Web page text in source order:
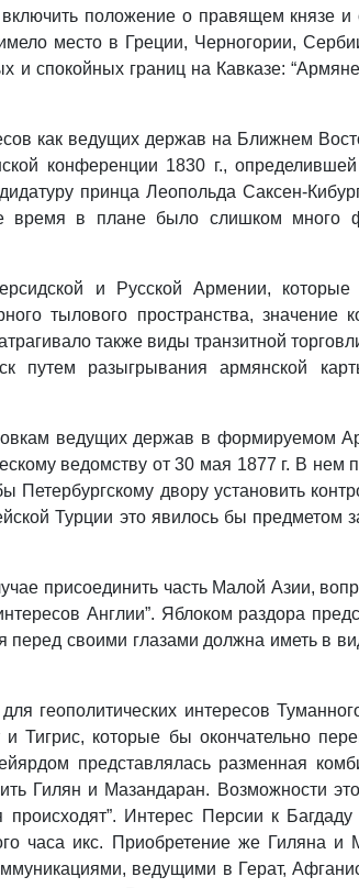
положение о правящем князе
место в Греции, Черногории,
спокойных границ на Кавказе: “Армяне
как ведущих держав на Ближнем
конференции 1830 г., определившей
принца Леопольда Саксен-
в плане было слишком много
и Русской Армении,
тылового пространства, значение
также виды транзитной
разыгрывания армянской
ведущих держав в формируемом
ведомству от 30 мая 1877 г. В нем
двору установить
Турции это явилось бы предметом
присоединить часть Малой Азии,
Англии”. Яблоком раздора
своими глазами должна иметь в
геополитических интересов
которые бы окончательно
представлялась разменная
Гилян и Мазандаран. Возможности
Интерес Персии к
часа икс. Приобретение же Гиляна и
ведущими в Герат,